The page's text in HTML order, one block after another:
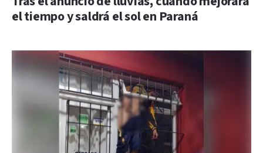
el tiempo y saldrá el sol en Paraná